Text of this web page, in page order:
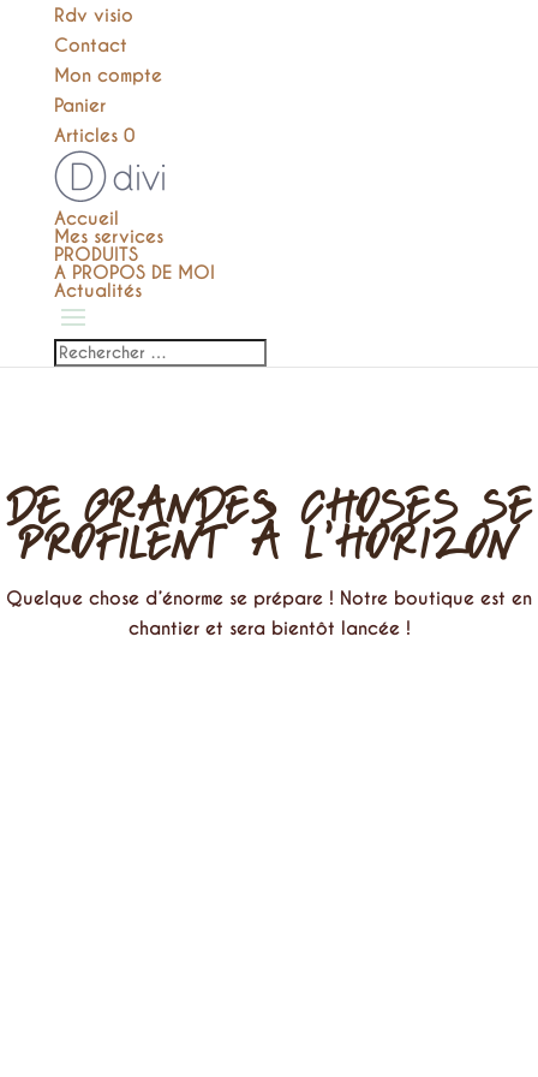
Rdv visio
Contact
Mon compte
Panier
Articles 0
Accueil
Mes services
PRODUITS
A PROPOS DE MOI
Actualités
DE GRANDES CHOSES SE
PROFILENT À L’HORIZON
Quelque chose d’énorme se prépare ! Notre boutique est en
chantier et sera bientôt lancée !